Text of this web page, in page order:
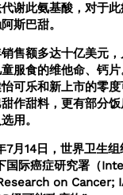
谢此氨基酸，对于
斯巴甜。
售额多达十亿美元
服食的维他命、钙片
可乐和新上市的零
作甜料，更有部分
用。
7月14日，世界卫生组
国际癌症研究署（
on Cancer;